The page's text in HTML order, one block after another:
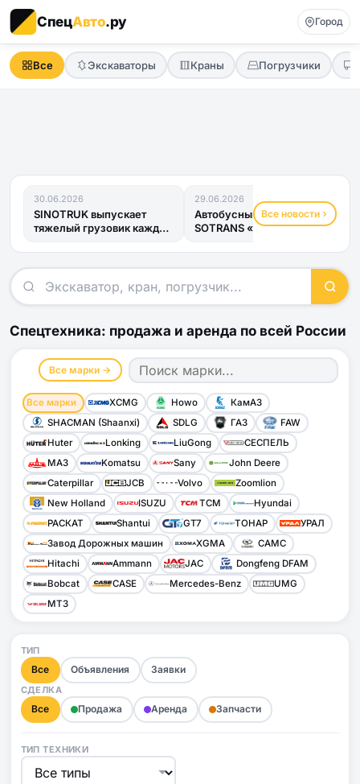
СпецАвто.ру Город
Все Экскаваторы Краны Погрузчики
30.06.2026
SINOTRUK выпускает
тяжелый грузовик каждые
29.06.2026
Автобусный прицеп
SOTRANS «Хвост
и готов к...
Все новости
Спецтехника: продажа и аренда по всей России
Все марки →
Все марки XCMG Howo
КамАЗ
SHACMAN (Shaanxi)
SDLG ГАЗ
FAW
Huter
Lonking LiuGong
СЕСПЕЛЬ
МАЗ
Komatsu Sany
John Deere
Caterpillar
JCB Volvo
Zoomlion
New Holland
ISUZU TCM
Hyundai
РАСКАТ
Shantui GT7 ТОНАР
УРАЛ
Завод Дорожных машин
XGMA
CAMC
Hitachi
Ammann JAC
Dongfeng DFAM
Bobcat
CASE Mercedes-Benz
UMG
МТЗ
ТИП
Все Объявления Заявки
СДЕЛКА
Все Продажа Аренда Запчасти
ТИП ТЕХНИКИ